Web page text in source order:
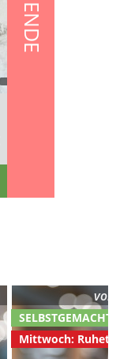
ENDE
SELBSTGEMACHT
Mittwoch: